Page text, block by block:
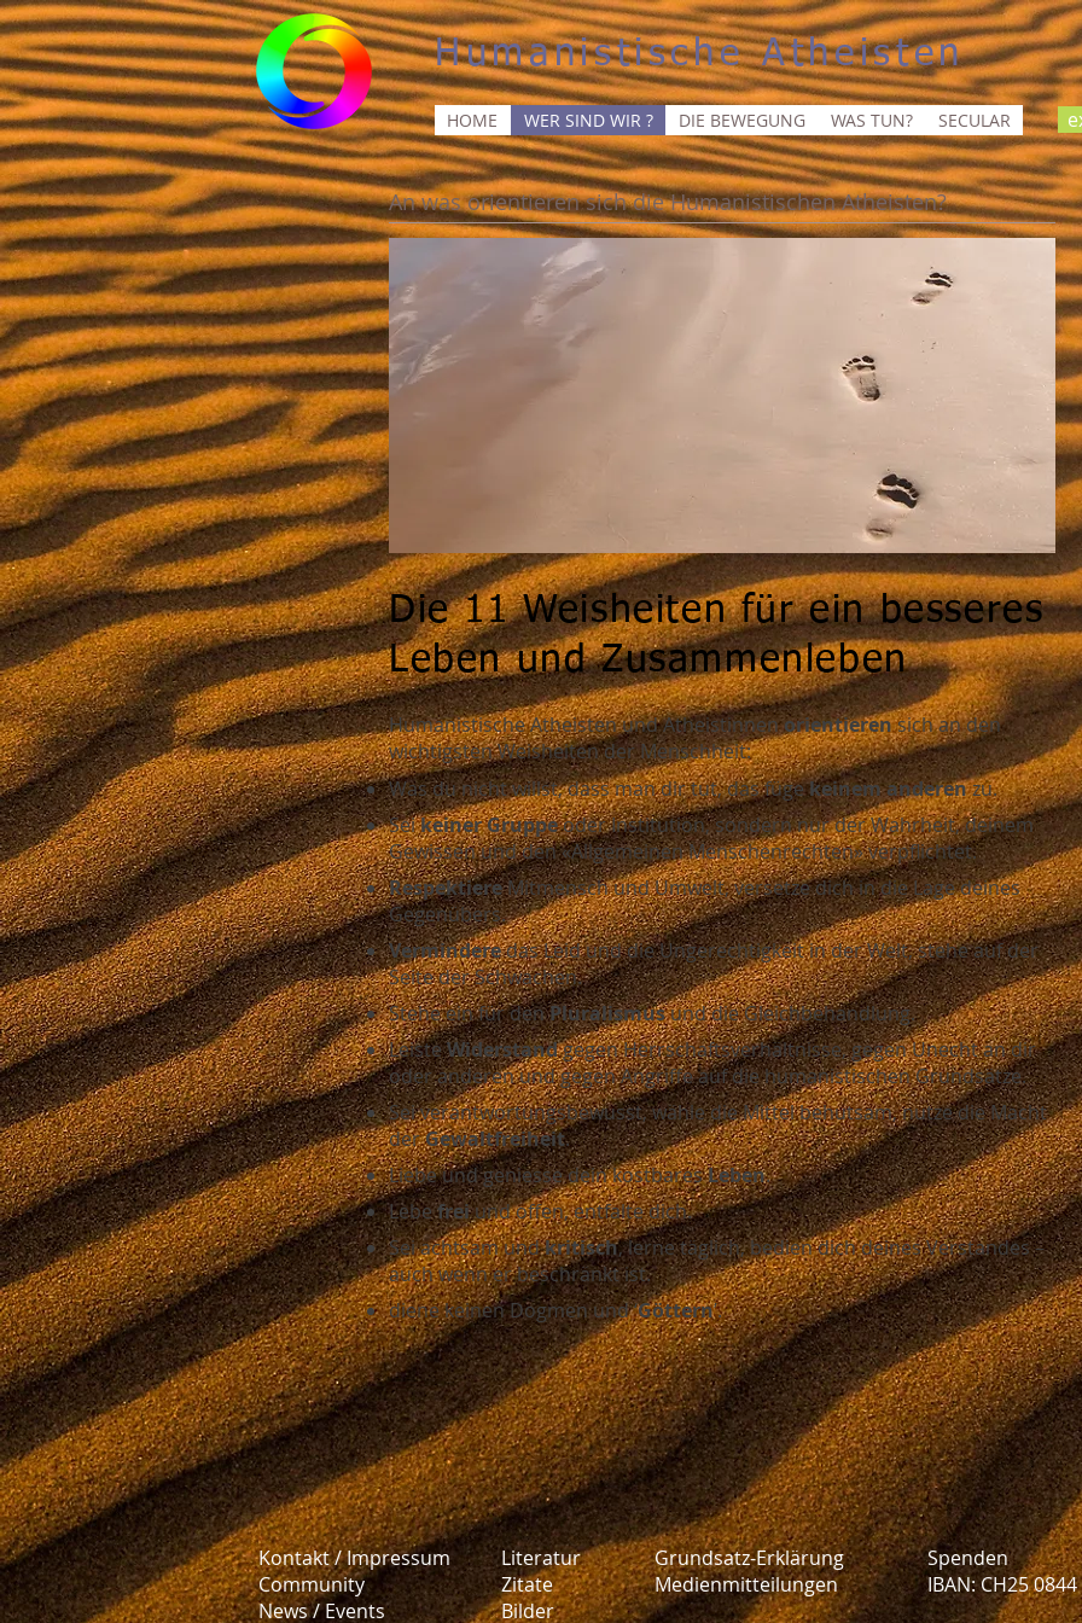
Humanistische Atheisten
HOME WER SIND WIR ? DIE BEWEGUNG WAS TUN? SECULAR
An was orientieren sich die Humanistischen Atheisten?
Die 11 Weisheiten für ein besseres
Leben und Zusammenleben
Humanistische Atheisten und Atheistinnenorientierensich an den
wichtigsten Weisheiten der Menschheit:
Was du nicht willst, dass man dir tut, das fügekeinem anderenzu.
Seikeiner Gruppeoder Institution, sondern nur der Wahrheit, deinem
Gewissen und den «Allgemeinen Menschenrechten» verpflichtet.
RespektiereMitmensch und Umwelt, versetze dich in die Lage deines
Gegenübers.
Verminderedas Leid und die Ungerechtigkeit in der Welt, stehe auf der
Seite der Schwachen.
Stehe ein für denPluralismusund die Gleichbehandlung.
LeisteWiderstandgegen Herrschaftsverhältnisse, gegen Unecht an dir
oder anderen und gegen Angriffe auf die humanistischen Grundsätze.
Sei verantwortungsbewusst, wähle die Mittel behutsam, nutze die Macht
derGewaltfreiheit.
Liebe und geniesse dein kostbaresLeben.
Lebefreiund offen, entfalte dich.
Sei achtsam undkritisch, lerne täglich, bedien dich deines Verstandes –
auch wenn er beschränkt ist.
diene keinen Dogmen und ‘Göttern’.
Kontakt / Impressum
Community
News / Events
Literatur
Zitate
Bilder
Grundsatz-Erklärung
Medienmitteilungen
Spenden
IBAN: CH25